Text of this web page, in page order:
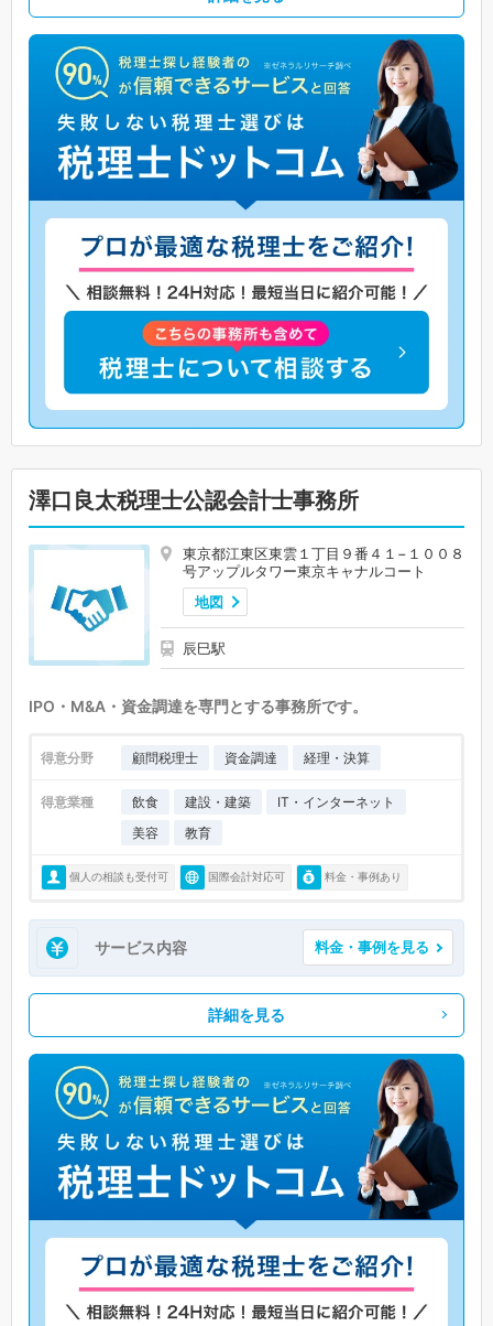
澤口良太税理士公認会計士事務所
東京都江東区東雲１丁目９番４１−１００８
号アップルタワー東京キャナルコート
地図
辰巳駅
IPO・M&A・資金調達を専門とする事務所です。
得意分野 顧問税理士 資金調達 経理・決算
得意業種 飲食 建設・建築
IT・インターネット
美容
教育
個人の相談も受付可 国際会計対応可 料金・事例あり
サービス内容 料金・事例を見る
詳細を見る